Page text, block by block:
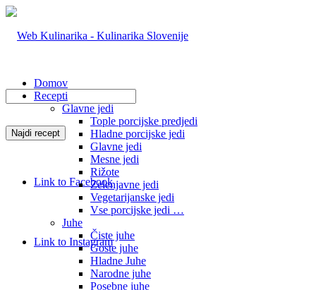
Link to Facebook
Link to Instagram
Domov
Recepti
Glavne jedi
Tople porcijske predjedi
Hladne porcijske jedi
Glavne jedi
Mesne jedi
Rižote
Zelenjavne jedi
Vegetarijanske jedi
Vse porcijske jedi …
Juhe
Čiste juhe
Goste juhe
Hladne Juhe
Narodne juhe
Posebne juhe